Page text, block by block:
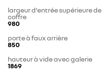
largeur d'entrée supérieure de
coffre
980
porte à faux arrière
850
hauteur à vide avec galerie
1869